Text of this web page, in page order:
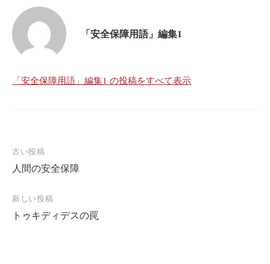
「安全保障用語」編集1
「安全保障用語」編集1 の投稿をすべて表示
投
稿
ナ
ビ
ゲ
古い投稿
人間の安全保障
新しい投稿
トゥキディデスの罠